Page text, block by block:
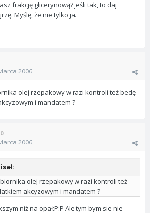
frakcję glicerynową? Jeśli tak, to daj
Myślę, że nie tylko ja.
2006
olej rzepakowy w razi kontroli też bedę
i mandatem ?
2006
olej rzepakowy w razi kontroli też
akcyzowym i mandatem ?
niż na opał:P:P Ale tym bym sie nie